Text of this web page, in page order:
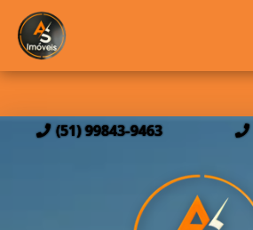
(51) 99843-9463